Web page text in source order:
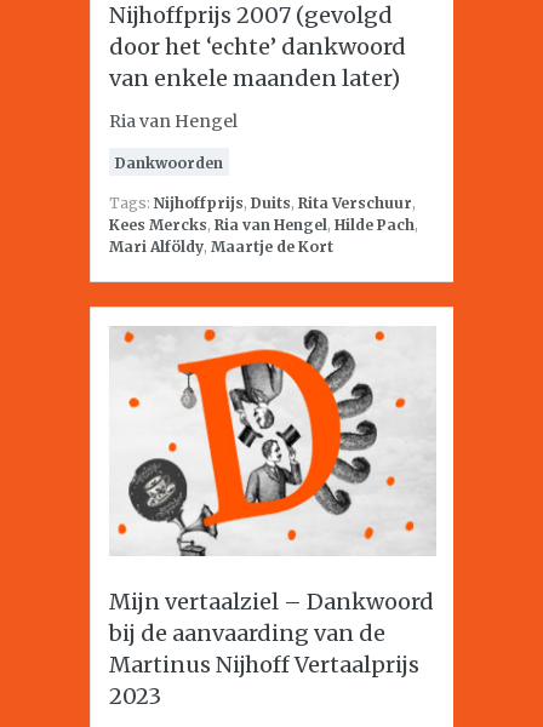
Nijhoffprijs 2007 (gevolgd
door het ‘echte’ dankwoord
van enkele maanden later)
Ria van Hengel
Dankwoorden
Tags: Nijhoffprijs, Duits, Rita Verschuur,
Kees Mercks, Ria van Hengel, Hilde Pach,
Mari Alföldy, Maartje de Kort
Mijn vertaalziel – Dankwoord
bij de aanvaarding van de
Martinus Nijhoff Vertaalprijs
2023